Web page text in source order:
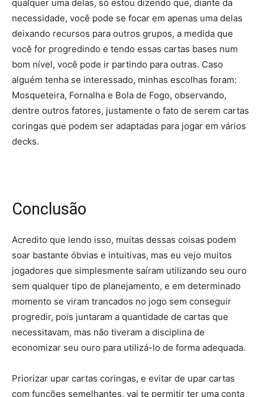
qualquer uma delas, só estou dizendo que, diante da
necessidade, você pode se focar em apenas uma delas
deixando recursos para outros grupos, a medida que
você for progredindo e tendo essas cartas bases num
bom nível, você pode ir partindo para outras. Caso
alguém tenha se interessado, minhas escolhas foram:
Mosqueteira, Fornalha e Bola de Fogo, observando,
dentre outros fatores, justamente o fato de serem cartas
coringas que podem ser adaptadas para jogar em vários
decks.
Conclusão
Acredito que lendo isso, muitas dessas coisas podem
soar bastante óbvias e intuitivas, mas eu vejo muitos
jogadores que simplesmente saíram utilizando seu ouro
sem qualquer tipo de planejamento, e em determinado
momento se viram trancados no jogo sem conseguir
progredir, pois juntaram a quantidade de cartas que
necessitavam, mas não tiveram a disciplina de
economizar seu ouro para utilizá-lo de forma adequada.
Priorizar upar cartas coringas, e evitar de upar cartas
com funções semelhantes, vai te permitir ter uma conta